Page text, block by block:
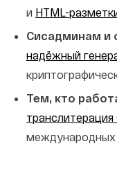
и HTML-
Сисадминам и
надёжный
Тем, кто